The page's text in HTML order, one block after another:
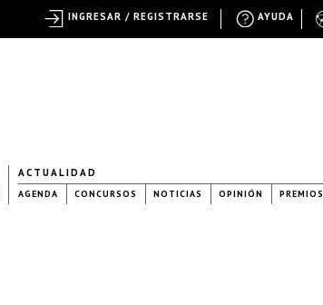
ACTUALIDAD
AGENDA CONCURSOS NOTICIAS OPINIÓN PREMIOS
AYUDA
INGRESAR / REGISTRARSE